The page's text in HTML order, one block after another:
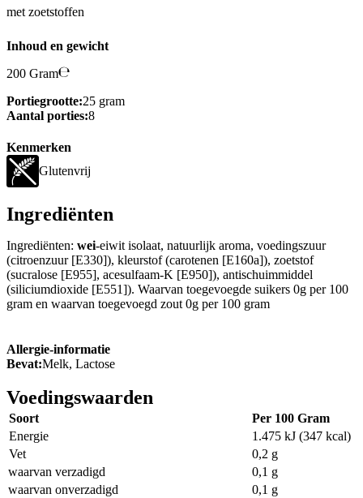
met zoetstoffen
Inhoud en gewicht
200 Gram
Portiegrootte:25 gram
Aantal porties:8
Kenmerken
Glutenvrij
Ingrediënten
Ingrediënten: wei-eiwit isolaat, natuurlijk aroma, voedingszuur
(citroenzuur [E330]), kleurstof (carotenen [E160a]), zoetstof
(sucralose [E955], acesulfaam-K [E950]), antischuimmiddel
(siliciumdioxide [E551]). Waarvan toegevoegde suikers 0g per 100
gram en waarvan toegevoegd zout 0g per 100 gram
Allergie-informatie
Bevat:Melk, Lactose
Voedingswaarden
Soort
Per 100 Gram
Energie
1.475 kJ (347 kcal)
Vet
0,2 g
waarvan verzadigd
0,1 g
waarvan onverzadigd
0,1 g